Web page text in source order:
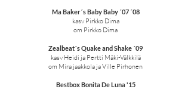
Ma Baker´s Baby Baby ´07 ´08
kasv Pirkko Dima
om Pirkko Dima
Zealbeat´s Quake and Shake ´09
kasv Heidi ja Pertti Mäki-Välkkilä
om Mira jaakkola ja Ville Pirhonen
Bestbox Bonita De Luna '15